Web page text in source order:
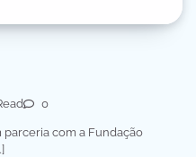
0
parceria com a Fundação